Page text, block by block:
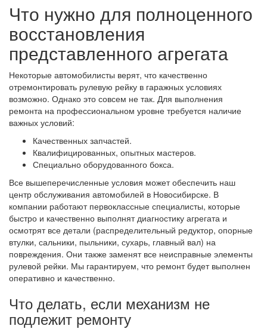
Что нужно для полноценного
восстановления
представленного агрегата
Некоторые автомобилисты верят, что качественно
отремонтировать рулевую рейку в гаражных условиях
возможно. Однако это совсем не так. Для выполнения
ремонта на профессиональном уровне требуется наличие
важных условий:
Качественных запчастей.
Квалифицированных, опытных мастеров.
Специально оборудованного бокса.
Все вышеперечисленные условия может обеспечить наш
центр обслуживания автомобилей в Новосибирске. В
компании работают первоклассные специалисты, которые
быстро и качественно выполнят диагностику агрегата и
осмотрят все детали (распределительный редуктор, опорные
втулки, сальники, пыльники, сухарь, главный вал) на
повреждения. Они также заменят все неисправные элементы
рулевой рейки. Мы гарантируем, что ремонт будет выполнен
оперативно и качественно.
Что делать, если механизм не
подлежит ремонту